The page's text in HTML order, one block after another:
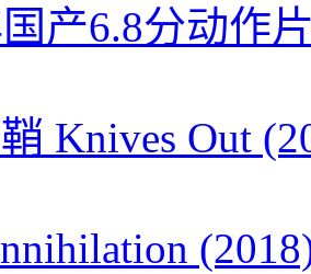
产6.8分动作
Knives Out